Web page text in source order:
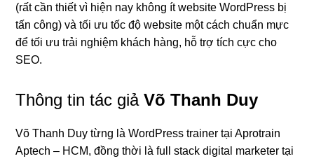
(rất cần thiết vì hiện nay không ít website WordPress bị
tấn công) và tối ưu tốc độ website một cách chuẩn mực
để tối ưu trải nghiệm khách hàng, hỗ trợ tích cực cho
SEO.
Thông tin tác giảVõ Thanh Duy
Võ Thanh Duy từng là WordPress trainer tại Aprotrain
Aptech – HCM, đồng thời là full stack digital marketer tại